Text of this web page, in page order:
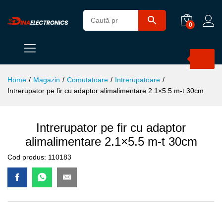
0
Home / Magazin / Comutatoare / Intrerupatoare /
Intrerupator pe fir cu adaptor alimalimentare 2.1×5.5 m-t 30cm
Intrerupator pe fir cu adaptor
alimalimentare 2.1×5.5 m-t 30cm
Cod produs: 110183